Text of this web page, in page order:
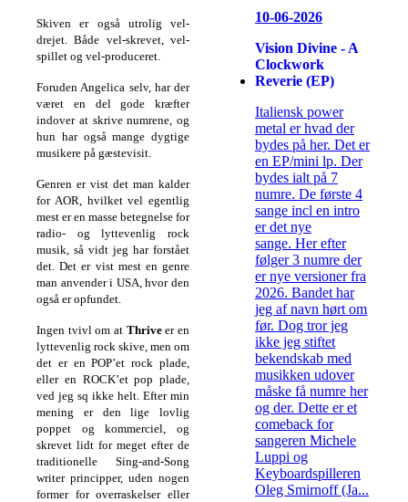
Skiven er også utrolig vel-
drejet. Både vel-skrevet, vel-
spillet og vel-produceret.
Foruden Angelica selv, har der
været en del gode kræfter
indover at skrive numrene, og
hun har også mange dygtige
musikere på gæstevisit.
Genren er vist det man kalder
for AOR, hvilket vel egentlig
mest er en masse betegnelse for
radio- oglyttevenlig rock
musik, så vidt jeg har forstået
det. Det er vist mest en genre
man anvender i USA, hvor den
også er opfundet.
Ingen tvivl om at Thriveer en
lyttevenlig rock skive, men om
det er en POP’et rock plade,
eller en ROCK’etpop plade,
ved jeg sq ikke helt. Efter min
mening er den lige lovlig
poppet og kommerciel, og
skrevet lidt for meget efter de
traditionelle Sing-and-Song
writer principper, uden nogen
former for overraskelser eller
10-06-2026
Vision Divine - A
Clockwork
Reverie (EP)
Italiensk power
metal er hvad der
bydes på her. Det er
en EP/mini lp. Der
bydes ialt på 7
numre. De første 4
sange incl en intro
er det nye
sange. Her efter
følger 3 numre der
er nye versioner fra
2026. Bandet har
jeg af navn hørt om
før. Dog tror jeg
ikke jeg stiftet
bekendskab med
musikken udover
måske få numre her
og der. Dette er et
comeback for
sangeren Michele
Luppi og
Keyboardspilleren
Oleg Smirnoff (Ja...